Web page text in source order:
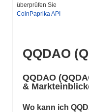
überprüfen Sie
CoinPaprika API
QQDAO
QQDAO
&
Wo kann ich